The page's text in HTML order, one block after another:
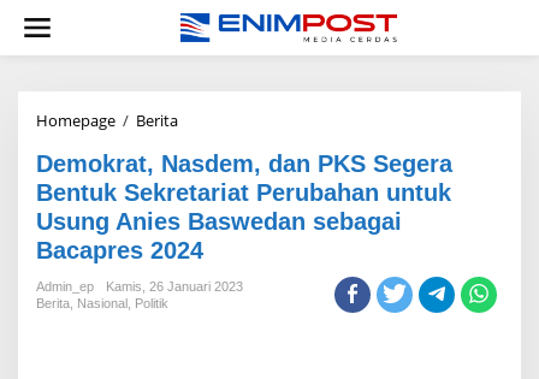
konten
Homepage / BeritaDemokrat,
dan
PKS
Segera
Bentuk
Sekretariat
untuk
Demokrat, Nasdem, dan PKS Segera
Bentuk Sekretariat Perubahan untuk
Usung Anies Baswedan sebagai
Bacapres 2024
Admin_ep
Kamis, 26 Januari 2023
Berita Nasional Politik